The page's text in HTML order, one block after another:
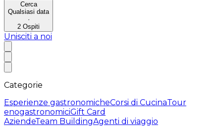
Cerca
Qualsiasi data
·
2 Ospiti
Unisciti a noi
Categorie
Esperienze gastronomicheCorsi di CucinaTour
enogastronomiciGift Card
AziendeTeam BuildingAgenti di viaggio